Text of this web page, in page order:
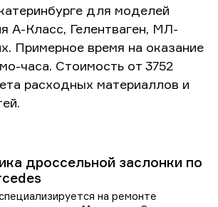
для моделей
А-Класс, Гелентваген, МЛ-
Примерное время на оказание
часа. Стоимость от 3752
расходных материаллов и
дроссельной заслонки по
на ремонте